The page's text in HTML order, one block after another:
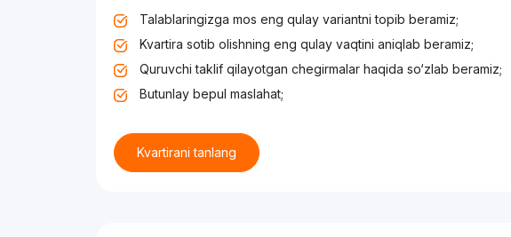
Talablaringizga mos eng qulay variantni topib beramiz;
Kvartira sotib olishning eng qulay vaqtini aniqlab beramiz;
Quruvchi taklif qilayotgan chegirmalar haqida so‘zlab beramiz;
Butunlay bepul maslahat;
Kvartirani tanlang